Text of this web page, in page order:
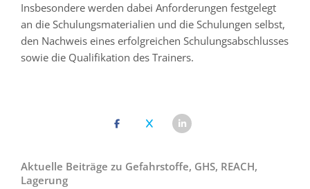
Insbesondere werden dabei Anforderungen festgelegt
an die Schulungsmaterialien und die Schulungen selbst,
den Nachweis eines erfolgreichen Schulungsabschlusses
sowie die Qualifikation des Trainers.
Aktuelle Beiträge zu Gefahrstoffe, GHS, REACH,
Lagerung